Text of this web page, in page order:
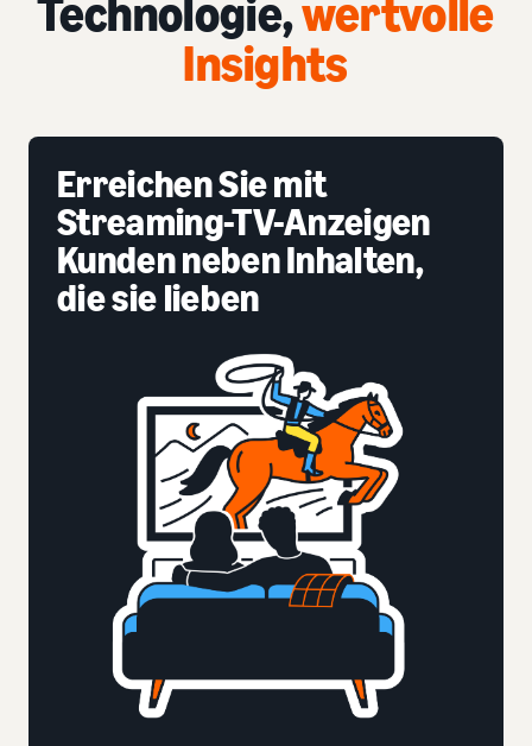
Technologie,wertvolle
Insights
Erreichen Sie mit
Streaming-TV-Anzeigen
Kunden neben Inhalten,
die sie lieben